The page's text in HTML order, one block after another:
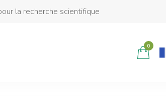
la recherche scientifique
0